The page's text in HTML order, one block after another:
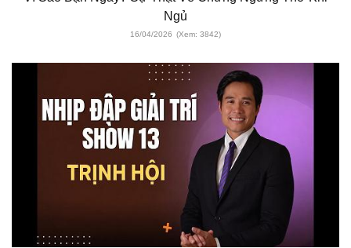
Ngủ
16/04/2026 (Xem: 3842)